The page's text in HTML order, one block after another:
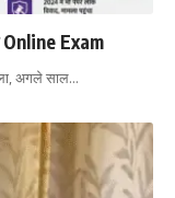
Exam
अगले साल…